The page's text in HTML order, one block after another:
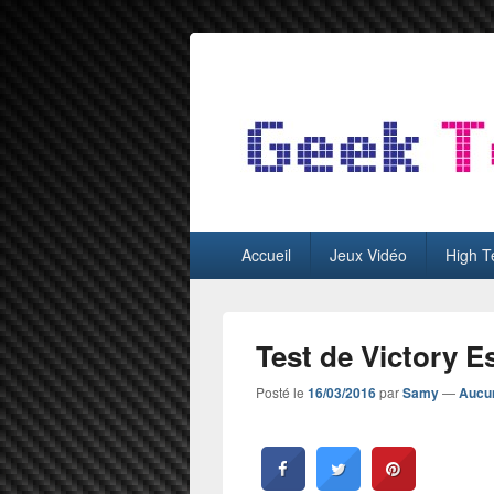
GeekTest
principalAccueil Jeux Vidéo High
Test de Victory
Posté le 16/03/2016parSamy—